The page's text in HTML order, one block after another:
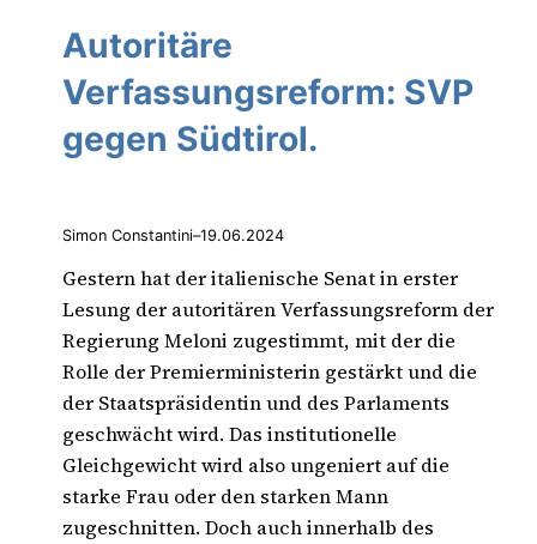
Autoritäre
Verfassungsreform: SVP
gegen Südtirol.
Simon Constantini–19.06.2024
Gestern hat der italienische Senat in erster
Lesung der autoritären Verfassungsreform der
Regierung Meloni zugestimmt, mit der die
Rolle der Premierministerin gestärkt und die
der Staatspräsidentin und des Parlaments
geschwächt wird. Das institutionelle
Gleichgewicht wird also ungeniert auf die
starke Frau oder den starken Mann
zugeschnitten. Doch auch innerhalb des